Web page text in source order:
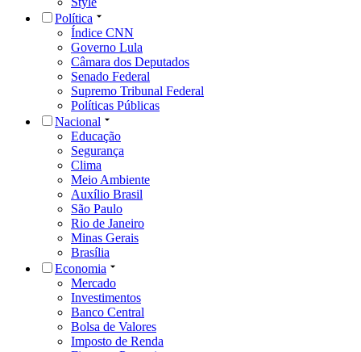
Política
Índice CNN
Governo Lula
Câmara dos Deputados
Senado Federal
Supremo Tribunal Federal
Políticas Públicas
Nacional
Educação
Segurança
Clima
Meio Ambiente
Auxílio Brasil
São Paulo
Rio de Janeiro
Minas Gerais
Brasília
Economia
Mercado
Investimentos
Banco Central
Bolsa de Valores
Imposto de Renda